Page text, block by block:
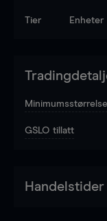
Tier Enheter
Minimumsstørrelse
GSLO tillatt